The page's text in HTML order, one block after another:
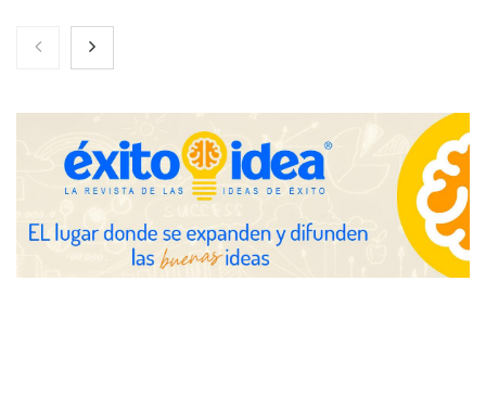
El nuevo mapa de zonas tensionadas abre nuevos frentes
legales para propietarios e inquilinos en Cataluña
La luz roja, el nuevo aftersun, actúa en la recuperación de la piel
después del sol
Eulalia Roig lanza ‘The Journal’, una revista digital mensual de
entrevistas y fotografía editorial